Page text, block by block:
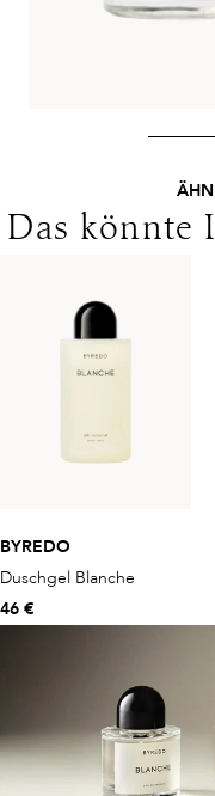
Das könnte
BYREDO
Duschgel Blanche
46 €